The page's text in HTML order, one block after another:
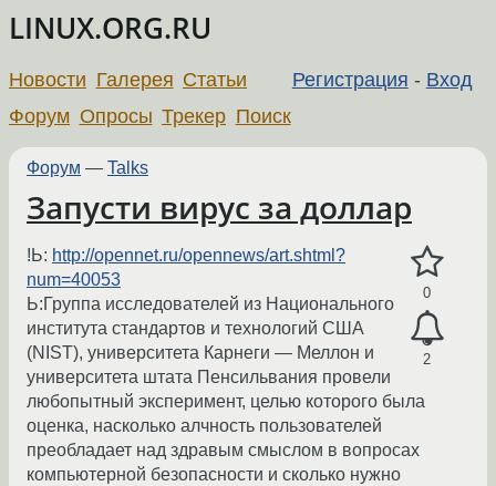
LINUX.ORG.RU
Регистрация - Вход
Новости Галерея Статьи
Форум Опросы Трекер Поиск
Форум — Talks
Запусти вирус за доллар
0
2
!Ь: http://opennet.ru/opennews/art.shtml?
num=40053
Ь:Группа исследователей из Национального
института стандартов и технологий США
(NIST), университета Карнеги — Меллон и
университета штата Пенсильвания провели
любопытный эксперимент, целью которого была
оценка, насколько алчность пользователей
преобладает над здравым смыслом в вопросах
компьютерной безопасности и сколько нужно